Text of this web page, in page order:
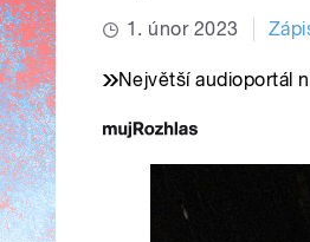
1. únor 2023
Největší audioportál